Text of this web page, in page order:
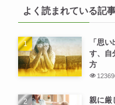
よく読まれている記
「思
す、自
方
親に厳